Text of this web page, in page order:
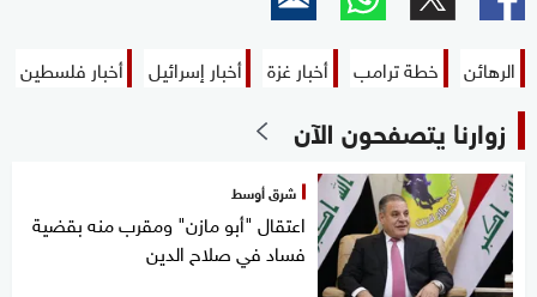
الرهائن خطة ترامب أخبار غزة أخبار إسرائيل أخبار فلسطين
زوارنا يتصفحون الآن
شرق أوسط
اعتقال "أبو مازن" ومقرب منه بقضية
فساد في صلاح الدين